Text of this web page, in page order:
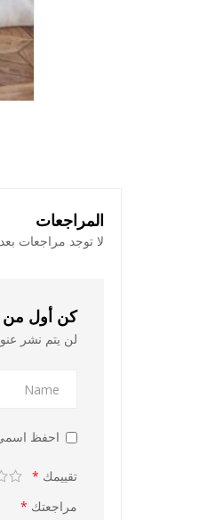
المراجعات
لا توجد مراجعات
كن أول من
لن يتم نشر
احفظ
تقييمك *
مراجعتك *